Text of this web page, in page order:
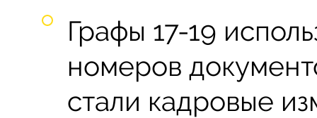
Графы 17-19
номеров
стали кадровые